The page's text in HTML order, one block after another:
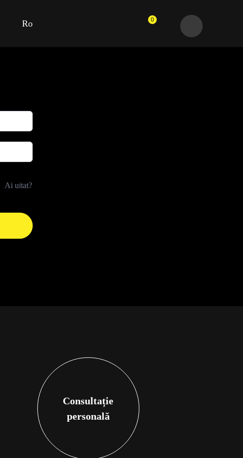
Ro 0
Ai uitat?
Consultație
personală